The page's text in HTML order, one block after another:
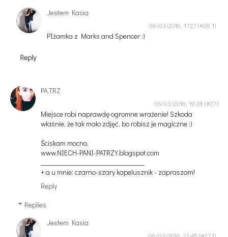
Jestem Kasia
06/03/2016, 17:27
PIżamka z Marks and Spencer :)
Reply
PA.TRZ
06/03/2016, 19:28
Miejsce robi naprawdę ogromne wrażenie! Szkoda
właśnie, że tak mało zdjęć, bo robisz je magiczne :)
Ściskam mocno,
www.NIECH-PANI-PATRZY.blogspot.com
+ a u mnie: czarno-szary kapelusznik - zapraszam!
Reply
Replies
Jestem Kasia